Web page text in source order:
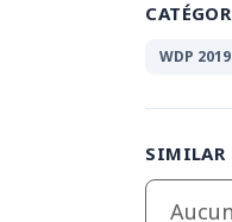
WDP
SIMILAR